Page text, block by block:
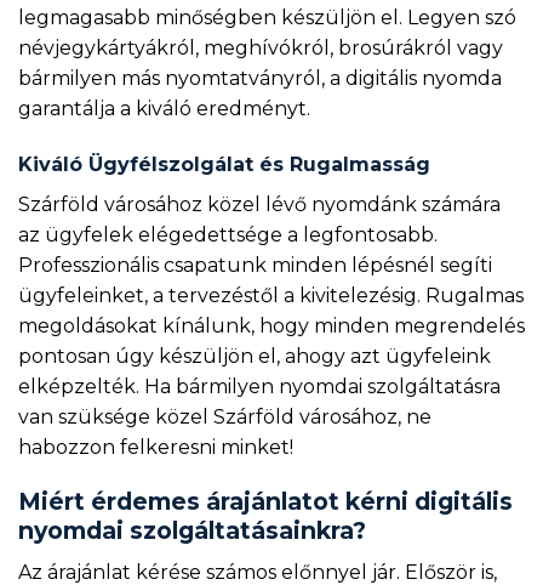
legmagasabb minőségben készüljön el. Legyen szó
névjegykártyákról, meghívókról, brosúrákról vagy
bármilyen más nyomtatványról, a digitális nyomda
garantálja a kiváló eredményt.
Kiváló Ügyfélszolgálat és Rugalmasság
Szárföld városához közel lévő nyomdánk számára
az ügyfelek elégedettsége a legfontosabb.
Professzionális csapatunk minden lépésnél segíti
ügyfeleinket, a tervezéstől a kivitelezésig. Rugalmas
megoldásokat kínálunk, hogy minden megrendelés
pontosan úgy készüljön el, ahogy azt ügyfeleink
elképzelték. Ha bármilyen nyomdai szolgáltatásra
van szüksége közel Szárföld városához, ne
habozzon felkeresni minket!
Miért érdemes árajánlatot kérni digitális
nyomdai szolgáltatásainkra?
Az árajánlat kérése számos előnnyel jár. Először is,